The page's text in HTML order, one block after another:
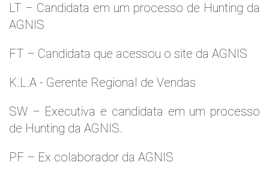
LT – Candidata em um processo de Hunting da
AGNIS
FT – Candidata que acessou o site da AGNIS
K.L.A - Gerente Regional de Vendas
SW – Executiva e candidata em um processo
de Hunting da AGNIS.
PF – Ex colaborador da AGNIS